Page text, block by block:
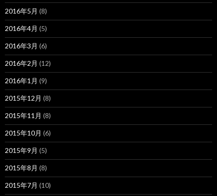
2016年5月 (8)
2016年4月 (5)
2016年3月 (6)
2016年2月 (12)
2016年1月 (9)
2015年12月 (8)
2015年11月 (8)
2015年10月 (6)
2015年9月 (5)
2015年8月 (8)
2015年7月 (10)